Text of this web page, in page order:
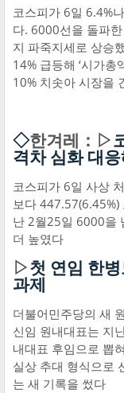
코스피가 6일 6.4%
다. 6000선을 돌파
지 파죽지세로 상승
14% 급등해 ‘시가총
10% 치솟아 시장을
◇한겨레：▷
격차 심화 대
코스피가 6일 사상
보다
난 2월25일 6000을
더 높였다
▷첫 연임 한
과제
더불어민주당의 새
신임 원내대표는 지
내대표 후임으로 뽑
실상 추대 형식으로
는 새 기록을 썼다